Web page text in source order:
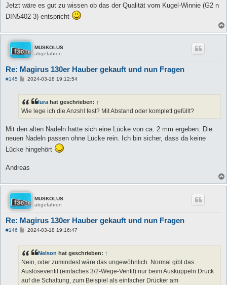
Jetzt wäre es gut zu wissen ob das der Qualität vom Kugel-Winnie (G2 n
DIN5402-3) entspricht
MUSKOLUS
abgefahren
Re: Magirus 130er Hauber gekauft und nun Fragen
#145
B
r
a
g
2024-03-18 19:12:54
lura hat geschrieben: ↑
Wie lege ich die Anzshl fest? Mit Abstand oder komplett gefüllt?
Mit den alten Nadeln hatte sich eine Lücke von ca. 2 mm ergeben. Die
neuen Nadeln passen ohne Lücke rein. Ich bin sicher, dass da keine
Lücke hingehört
Andreas
MUSKOLUS
abgefahren
Re: Magirus 130er Hauber gekauft und nun Fragen
#146
B
r
a
2024-03-18 19:16:47
Nelson hat geschrieben: ↑
Nein, oder zumindest wäre das ungewöhnlich. Normal gibt das
Auslöseventil (einfaches 3/2-Wege-Ventil) nur beim Auskuppeln Druck
auf die Schaltung, zum Beispiel als einfacher Drücker am